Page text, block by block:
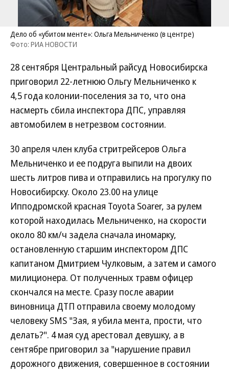
Дело об «убитом менте»: Ольга Мельниченко (в центре)
Фото: РИА НОВОСТИ
28 сентября Центральный райсуд Новосибирска
приговорил 22-летнюю Ольгу Мельниченко к
4,5 года колонии-поселения за то, что она
насмерть сбила инспектора ДПС, управляя
автомобилем в нетрезвом состоянии.
30 апреля член клуба стритрейсеров Ольга
Мельниченко и ее подруга выпили на двоих
шесть литров пива и отправились на прогулку по
Новосибирску. Около 23.00 на улице
Ипподромской красная Toyota Soarer, за рулем
которой находилась Мельниченко, на скорости
около 80 км/ч задела сначала иномарку,
остановленную старшим инспектором ДПС
капитаном Дмитрием Чулковым, а затем и самого
милиционера. От полученных травм офицер
скончался на месте. Сразу после аварии
виновница ДТП отправила своему молодому
человеку SMS "Зая, я убила мента, прости, что
делать?". 4 мая суд арестовал девушку, а в
сентябре приговорил за "нарушение правил
дорожного движения, совершенное в состоянии